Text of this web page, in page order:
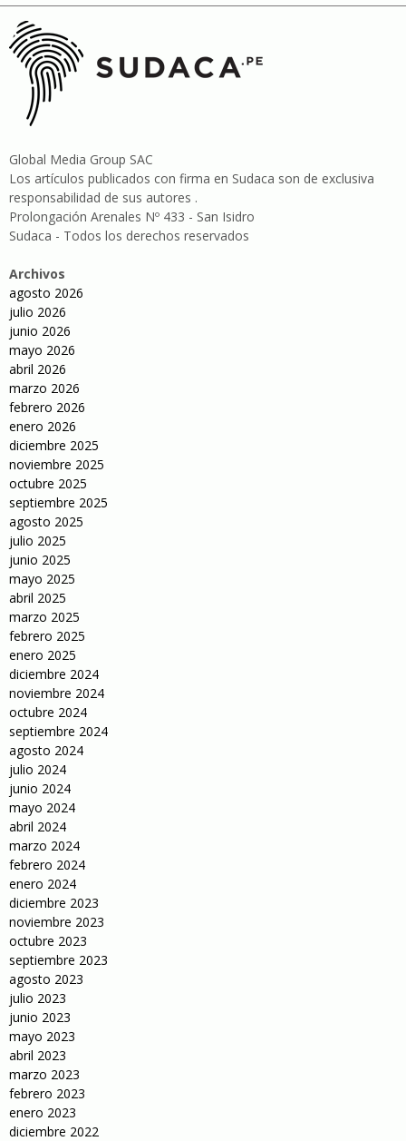
Global Media Group SAC
Los artículos publicados con firma en Sudaca son de exclusiva
responsabilidad de sus autores .
Prolongación Arenales Nº 433 - San Isidro
Sudaca - Todos los derechos reservados
Archivos
agosto 2026
julio 2026
junio 2026
mayo 2026
abril 2026
marzo 2026
febrero 2026
enero 2026
diciembre 2025
noviembre 2025
octubre 2025
septiembre 2025
agosto 2025
julio 2025
junio 2025
mayo 2025
abril 2025
marzo 2025
febrero 2025
enero 2025
diciembre 2024
noviembre 2024
octubre 2024
septiembre 2024
agosto 2024
julio 2024
junio 2024
mayo 2024
abril 2024
marzo 2024
febrero 2024
enero 2024
diciembre 2023
noviembre 2023
octubre 2023
septiembre 2023
agosto 2023
julio 2023
junio 2023
mayo 2023
abril 2023
marzo 2023
febrero 2023
enero 2023
diciembre 2022